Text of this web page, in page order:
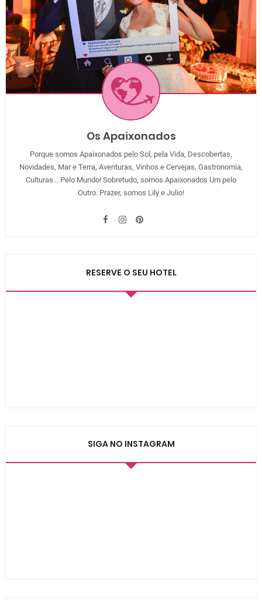
Os Apaixonados
Porque somos Apaixonados pelo Sol, pela Vida, Descobertas,
Novidades, Mar e Terra, Aventuras, Vinhos e Cervejas, Gastronomia,
Culturas... Pelo Mundo! Sobretudo, somos Apaixonados Um pelo
Outro. Prazer, somos Lily e Julio!
RESERVE O SEU HOTEL
SIGA NO INSTAGRAM